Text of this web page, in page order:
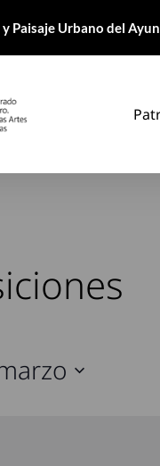
Paisaje Urbano del